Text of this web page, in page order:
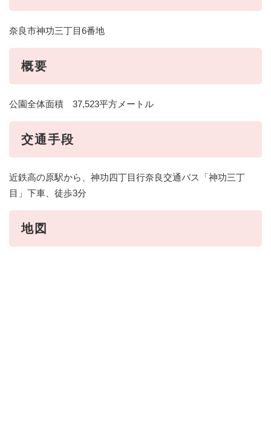
奈良市神功三丁目6番地
概要
公園全体面積 37,523平方メートル
交通手段
近鉄高の原駅から、神功四丁目行奈良交通バス「神功三丁
目」下車、徒歩3分
地図